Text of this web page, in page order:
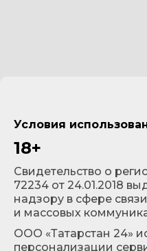
Условия
18+
Cвидетельство о
72234 от 24.01.2018
надзору в сфере
и массовых
ООО «Татарстан 24»
персонализации